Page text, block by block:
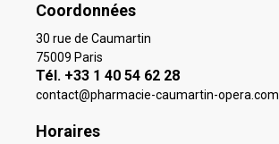
Coordonnées
30 rue de Caumartin
75009 Paris
Tél. +33 1 40 54 62 28
contact@pharmacie-caumartin-opera.com
Horaires